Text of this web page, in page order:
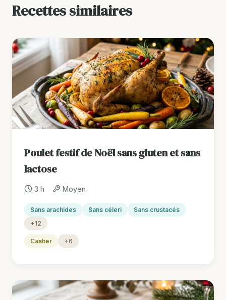
Recettes similaires
Poulet festif de Noël sans gluten et sans
lactose
3 h Moyen
Sans arachides Sans céleri
Sans crustacés
+12
Casher +6